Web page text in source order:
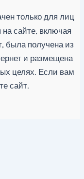
только для лиц
сайте, включая
была получена из
и размещена
целях. Если вам
сайт.